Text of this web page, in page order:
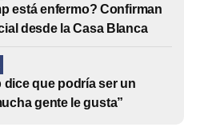
está enfermo? Confirman
desde la Casa Blanca
dice que podría ser un
gente le gusta”